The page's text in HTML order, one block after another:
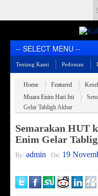
Tentang Kami Pedoman
Home Featured
Muara Enim Hari Ini
Gelar Tabligh Akbar
Semarakan HUT
Enim Gelar
By: admin On: 19